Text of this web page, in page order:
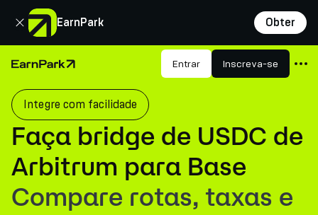
EarnPark Obter
Fechar
Página Inicial Entrar Inscreva-se
Produtos
Mercados
Calculadoras
PARK Token
Recursos
Empresa
Integre com facilidade
Faça bridge de USDC de
Arbitrum para Base
Compare rotas, taxas e